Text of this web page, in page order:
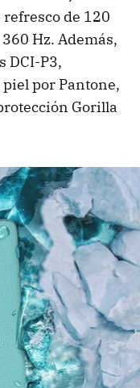
de 120
Hz. Además,
DCI-P3,
por Pantone,
Gorilla